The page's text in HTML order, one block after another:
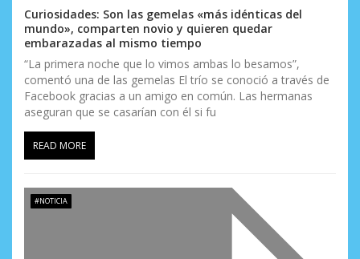
Curiosidades: Son las gemelas «más idénticas del
mundo», comparten novio y quieren quedar
embarazadas al mismo tiempo
“La primera noche que lo vimos ambas lo besamos”,
comentó una de las gemelas El trío se conoció a través de
Facebook gracias a un amigo en común. Las hermanas
aseguran que se casarían con él si fu
READ MORE
#NOTICIA